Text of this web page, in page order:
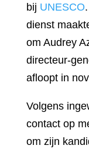
bij UNESCO
dienst
om Audrey
directeur-
afloopt in
Volgens
contact op
om zijn